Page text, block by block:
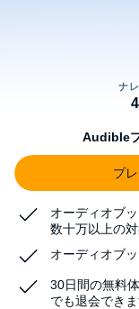
Audible
プ
オーディオブ
数十万以上の
オーディオブ
30日間の無料
でも退会できま